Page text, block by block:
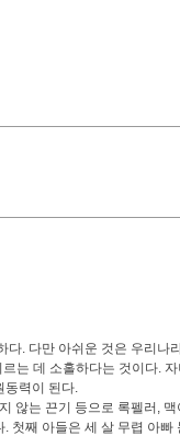
. 다만 아쉬운 것은 우리나
는 데 소홀하다는 것이다.
동력이 된다.
않는 끈기 등으로 록펠러,
첫째 아들은 세 살 무렵 아